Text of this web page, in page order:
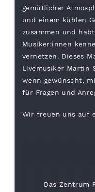
gemütlicher
und einem kühlen
zusammen und
Musiker:innen
vernetzen. Dieses
Livemusiker Martin
wenn gewünscht,
für Fragen und
Wir freuen uns auf
Das Zentrum